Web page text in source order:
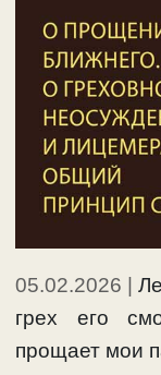
05.02.2026 |
грех его
прощает мои